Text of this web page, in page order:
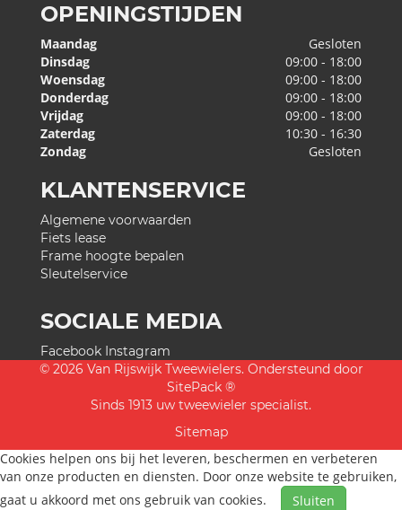
OPENINGSTIJDEN
Maandag
Gesloten
Dinsdag
09:00 - 18:00
Woensdag
09:00 - 18:00
Donderdag
09:00 - 18:00
Vrijdag
09:00 - 18:00
Zaterdag
10:30 - 16:30
Zondag
Gesloten
KLANTENSERVICE
Algemene voorwaarden
Fiets lease
Frame hoogte bepalen
Sleutelservice
SOCIALE MEDIA
Facebook Instagram
© 2026 Van Rijswijk Tweewielers. Ondersteund door
SitePack ®
Sinds 1913 uw tweewieler specialist.
Sitemap
Cookies helpen ons bij het leveren, beschermen en verbeteren
van onze producten en diensten. Door onze website te gebruiken,
gaat u akkoord met ons gebruik van cookies.
Sluiten